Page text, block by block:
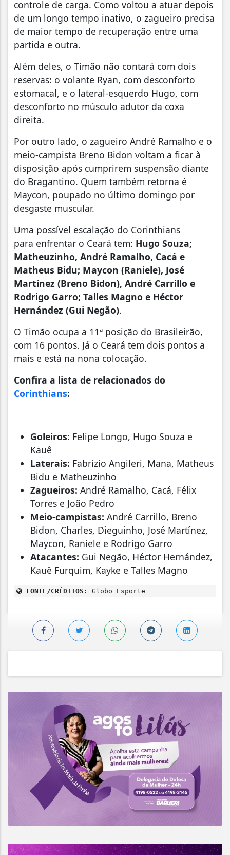
controle de carga. Como voltou a atuar depois
de um longo tempo inativo, o zagueiro precisa
de maior tempo de recuperação entre uma
partida e outra.
Além deles, o Timão não contará com dois
reservas: o volante Ryan, com desconforto
estomacal, e o lateral-esquerdo Hugo, com
desconforto no músculo adutor da coxa
direita.
Por outro lado, o zagueiro André Ramalho e o
meio-campista Breno Bidon voltam a ficar à
disposição após cumprirem suspensão diante
do Bragantino. Quem também retorna é
Maycon, poupado no último domingo por
desgaste muscular.
Uma possível escalação do Corinthians
para enfrentar o Ceará tem: Hugo Souza;
Matheuzinho, André Ramalho, Cacá e
Matheus Bidu; Maycon (Raniele), José
Martínez (Breno Bidon), André Carrillo e
Rodrigo Garro; Talles Magno e Héctor
Hernández (Gui Negão).
O Timão ocupa a 11ª posição do Brasileirão,
com 16 pontos. Já o Ceará tem dois pontos a
mais e está na nona colocação.
Confira a lista de relacionados do
Corinthians:
Goleiros: Felipe Longo, Hugo Souza e
Kauê
Laterais: Fabrizio Angileri, Mana, Matheus
Bidu e Matheuzinho
Zagueiros: André Ramalho, Cacá, Félix
Torres e João Pedro
Meio-campistas: André Carrillo, Breno
Bidon, Charles, Dieguinho, José Martínez,
Maycon, Raniele e Rodrigo Garro
Atacantes: Gui Negão, Héctor Hernández,
Kauê Furquim, Kayke e Talles Magno
FONTE/CRÉDITOS: Globo Esporte